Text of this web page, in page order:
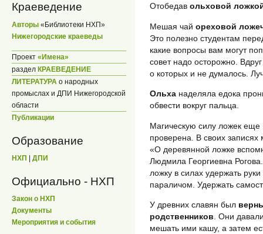
Краеведение
Авторы «Библиотеки НХП»
Нижегородские краеведы
Проект «Имена»
раздел КРАЕВЕДЕНИЕ
ЛИТЕРАТУРА о народных
промыслах и ДПИ Нижегородской
области
Публикации
Образование
НХП ДПИ
Официально - НХП
Закон о НХП
Документы
Мероприятия и события
Отобедав ольховой
Мешая чай ореховой
Это полезно студентам
какие вопросы вам могут
совет надо осторожно.
о которых и не думалось.
Ольха наделяла едока
обвести вокруг пальца.
Магическую силу ложек еще
проверена. В своих
«О деревянной ложке
Людмила Георгиевна
ложку в силах удержать
параличом. Удержать
У древних славян был
родственников . Они
мешать ими кашу, а затем